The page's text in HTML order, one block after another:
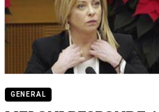
GENERAL